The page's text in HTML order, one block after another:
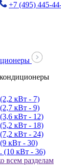
+7 (495) 445-
кВт - 7)
кВт - 9)
кВт - 12)
кВт - 18)
кВт - 24)
кВт - 30)
(10 кВт - 36)
всем разделам